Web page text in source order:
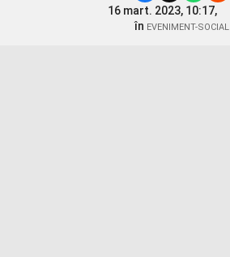
16 mart. 2023, 10:17,
în EVENIMENT-SOCIAL